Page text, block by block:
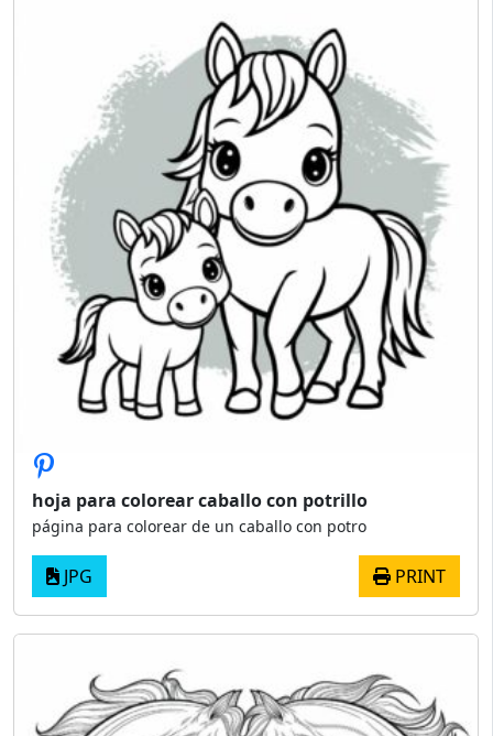
hoja para colorear caballo con potrillo
página para colorear de un caballo con potro
JPG PRINT